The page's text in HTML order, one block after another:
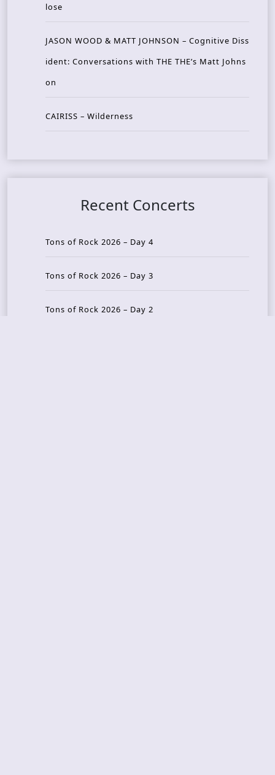
lose
JASON WOOD & MATT JOHNSON – Cognitive Diss
ident: Conversations with THE THE’s Matt Johns
on
CAIRISS – Wilderness
Recent Concerts
Tons of Rock 2026 – Day 4
Tons of Rock 2026 – Day 3
Tons of Rock 2026 – Day 2